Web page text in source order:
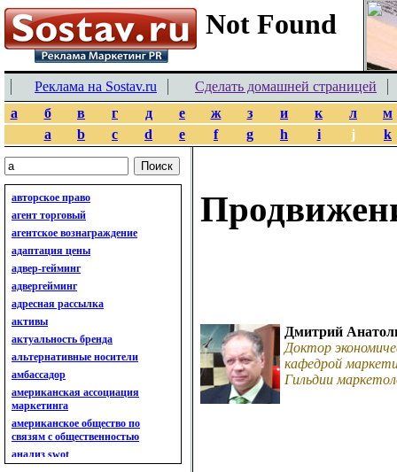
Реклама на Sostav.ru
Сделать домашней страницей
а
б в г д е ж з и к л
м
a
b c d e f g h i j k
авторское право
агент торговый
агентское вознаграждение
адаптация цены
адвер-гейминг
адвергейминг
адресная рассылка
активы
актуальность бренда
альтернативные носители
амбассадор
американская ассоциация
маркетинга
американское общество по
связям с общественностью
анализ swot
Дмитрий
Доктор
кафедрой
Гильдии